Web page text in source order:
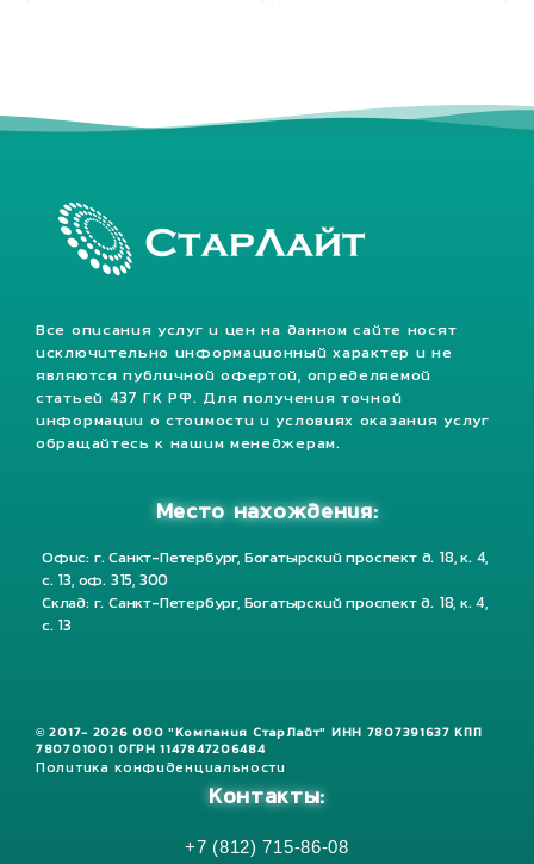
Все описания услуг и цен на данном сайте носят
исключительно информационный характер и не
являются публичной офертой, определяемой
статьей 437 ГК РФ. Для получения точной
информации о стоимости и условиях оказания услуг
обращайтесь к нашим менеджерам.
Место нахождения:
Офис: г. Санкт-Петербург, Богатырский проспект д. 18, к. 4,
с. 13, оф. 315, 300
Склад: г. Санкт-Петербург, Богатырский проспект д. 18, к. 4,
с. 13
© 2017- 2026 ООО "Компания СтарЛайт" ИНН 7807391637 КПП
780701001 ОГРН 1147847206484
Политика конфиденциальности
Контакты:
+7 (812) 715-86-08